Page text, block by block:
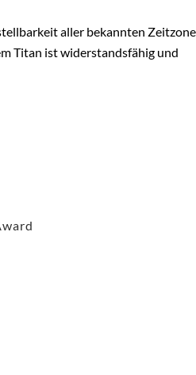
aller bekannten
Titan ist widerstandsfähig und